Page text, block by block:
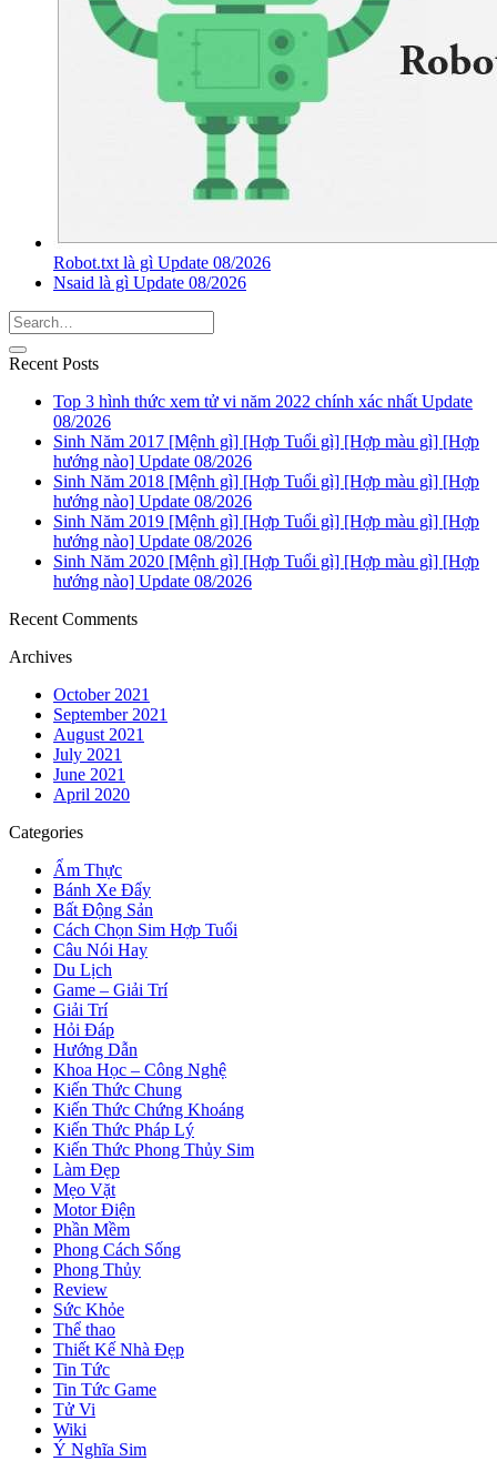
Robot.txt là gì Update 08/2026
Nsaid là gì Update 08/2026
Recent Posts
Top 3 hình thức xem tử vi năm 2022 chính xác nhất Update
08/2026
Sinh Năm 2017 [Mệnh gì] [Hợp Tuổi gì] [Hợp màu gì] [Hợp
hướng nào] Update 08/2026
Sinh Năm 2018 [Mệnh gì] [Hợp Tuổi gì] [Hợp màu gì] [Hợp
hướng nào] Update 08/2026
Sinh Năm 2019 [Mệnh gì] [Hợp Tuổi gì] [Hợp màu gì] [Hợp
hướng nào] Update 08/2026
Sinh Năm 2020 [Mệnh gì] [Hợp Tuổi gì] [Hợp màu gì] [Hợp
hướng nào] Update 08/2026
Recent Comments
Archives
October 2021
September 2021
August 2021
July 2021
June 2021
April 2020
Categories
Ẩm Thực
Bánh Xe Đẩy
Bất Động Sản
Cách Chọn Sim Hợp Tuổi
Câu Nói Hay
Du Lịch
Game – Giải Trí
Giải Trí
Hỏi Đáp
Hướng Dẫn
Khoa Học – Công Nghệ
Kiến Thức Chung
Kiến Thức Chứng Khoáng
Kiến Thức Pháp Lý
Kiến Thức Phong Thủy Sim
Làm Đẹp
Mẹo Vặt
Motor Điện
Phần Mềm
Phong Cách Sống
Phong Thủy
Review
Sức Khỏe
Thể thao
Thiết Kế Nhà Đẹp
Tin Tức
Tin Tức Game
Tử Vi
Wiki
Ý Nghĩa Sim